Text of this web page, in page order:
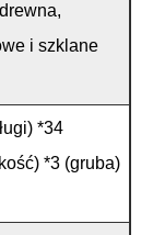
i szklane
*34
*3 (gruba)